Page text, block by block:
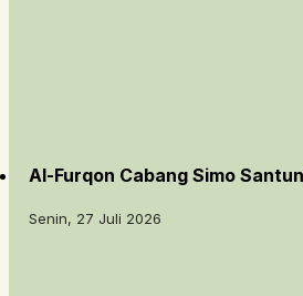
Al-Furqon Cabang Simo
Senin, 27 Juli 2026